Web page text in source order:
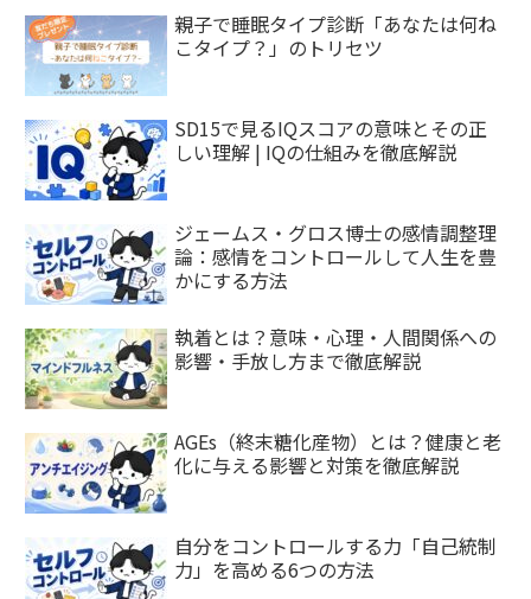
親子で睡眠タイプ診断「あなたは何ね
こタイプ？」のトリセツ
SD15で見るIQスコアの意味とその正
しい理解 | IQの仕組みを徹底解説
ジェームス・グロス博士の感情調整理
論：感情をコントロールして人生を豊
かにする方法
執着とは？意味・心理・人間関係への
影響・手放し方まで徹底解説
AGEs（終末糖化産物）とは？健康と老
化に与える影響と対策を徹底解説
自分をコントロールする力「自己統制
力」を高める6つの方法